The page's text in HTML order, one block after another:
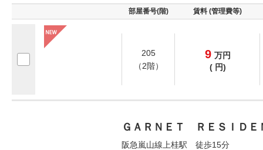
部屋番号(階) 賃料 (管理費等)
205
（2階）
9 万円
( 円)
ＧＡＲＮＥＴ ＲＥＳＩＤＥ
阪急嵐山線上桂駅 徒歩15分